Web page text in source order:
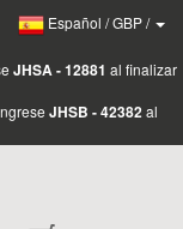
Español /GBP/
JHSA - 12881 al finalizar
JHSB - 42382 al